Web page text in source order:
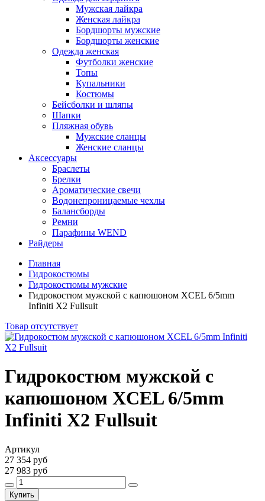
Мужская лайкра
Женская лайкра
Бордшорты мужские
Бордшорты женские
Одежда женская
Футболки женские
Топы
Купальники
Костюмы
Бейсболки и шляпы
Шапки
Пляжная обувь
Мужские сланцы
Женские сланцы
Аксессуары
Браслеты
Брелки
Ароматические свечи
Водонепроницаемые чехлы
Балансборды
Ремни
Парафины WEND
Райдеры
Главная
Гидрокостюмы
Гидрокостюмы мужские
Гидрокостюм мужской с капюшоном XCEL 6/5mm
Infiniti X2 Fullsuit
Товар отсутствует
Гидрокостюм мужской с
капюшоном XCEL 6/5mm
Infiniti X2 Fullsuit
Артикул
27 354 руб
27 983 руб
Купить